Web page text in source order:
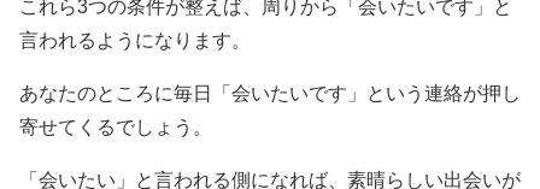
これら3つの条件が整えば、周りから「会いたいです」と
言われるようになります。
あなたのところに毎日「会いたいです」という連絡が押し
寄せてくるでしょう。
「会いたい」と言われる側になれば、素晴らしい出会いが